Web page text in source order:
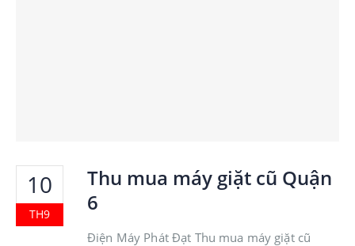
10
TH9
Thu mua máy giặt cũ Quận
6
Điện Máy Phát Đạt Thu mua máy giặt cũ